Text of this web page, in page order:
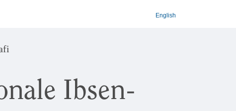
English
Ibsen-